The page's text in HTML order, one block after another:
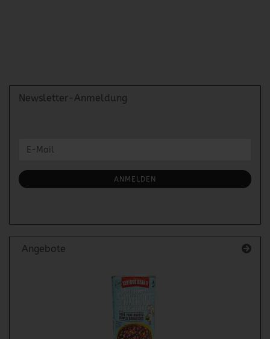
Newsletter-Anmeldung
ZUR
ANMELDUNG
E-
ANMELDEN
Angebote